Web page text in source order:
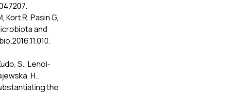
Kort R, Pasin G,
and
S., Lenoi-
H.,
the